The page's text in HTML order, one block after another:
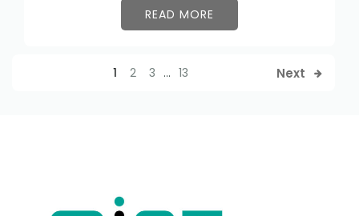
READ MORE
1 2 3 … 13 Next